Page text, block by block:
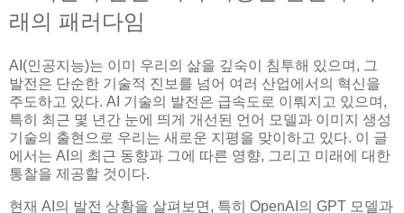
래의 패러다임
AI(인공지능)는 이미 우리의 삶을 깊숙이 침투해 있으며, 그
발전은 단순한 기술적 진보를 넘어 여러 산업에서의 혁신을
주도하고 있다. AI 기술의 발전은 급속도로 이뤄지고 있으며,
특히 최근 몇 년간 눈에 띄게 개선된 언어 모델과 이미지 생성
기술의 출현으로 우리는 새로운 지평을 맞이하고 있다. 이 글
에서는 AI의 최근 동향과 그에 따른 영향, 그리고 미래에 대한
통찰을 제공할 것이다.
현재 AI의 발전 상황을 살펴보면, 특히 OpenAI의 GPT 모델과